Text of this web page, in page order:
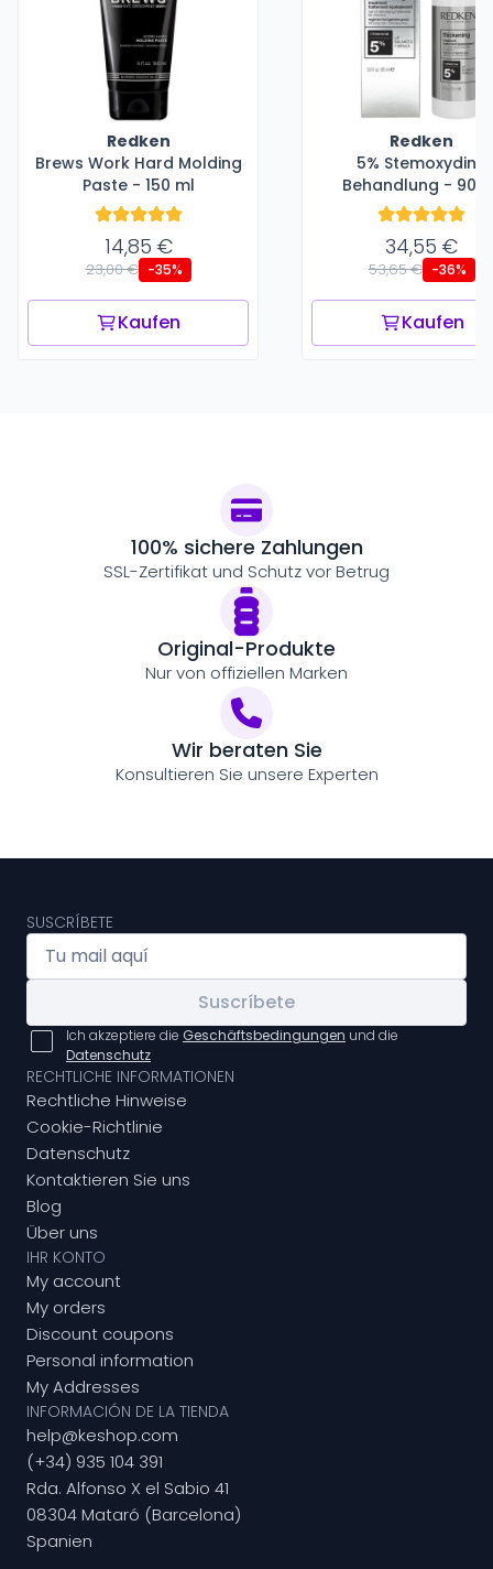
Redken
Brews Work Hard Molding
Paste - 150 ml
14,85 €
23,00 € -35%
Kaufen
Redken
5% Stemoxydine
Behandlung - 90
34,55 €
53,65 € -36%
Kaufen
100% sichere Zahlungen
SSL-Zertifikat und Schutz vor Betrug
Original-Produkte
Nur von offiziellen Marken
Wir beraten Sie
Konsultieren Sie unsere Experten
SUSCRÍBETE
Suscríbete
Ich akzeptiere die Geschäftsbedingungen und die
Datenschutz
RECHTLICHE INFORMATIONEN
Rechtliche Hinweise
Cookie-Richtlinie
Datenschutz
Kontaktieren Sie uns
Blog
Über uns
IHR KONTO
My account
My orders
Discount coupons
Personal information
My Addresses
INFORMACIÓN DE LA TIENDA
help@keshop.com
(+34) 935 104 391
Rda. Alfonso X el Sabio 41
08304 Mataró (Barcelona)
Spanien